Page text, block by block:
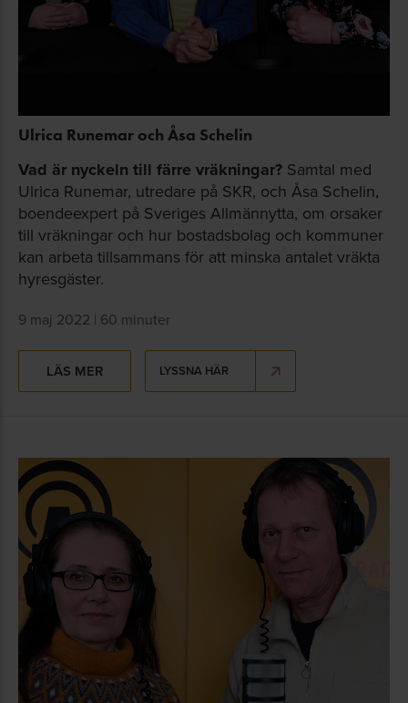
Ulrica Runemar och Åsa Schelin
Vad är nyckeln till färre vräkningar? Samtal med
Ulrica Runemar, utredare på SKR, och Åsa Schelin,
boendeexpert på Sveriges Allmännytta, om orsaker
till vräkningar och hur bostadsbolag och kommuner
kan arbeta tillsammans för att minska antalet vräkta
hyresgäster.
9 maj 2022 | 60 minuter
LÄS MER LYSSNA HÄR